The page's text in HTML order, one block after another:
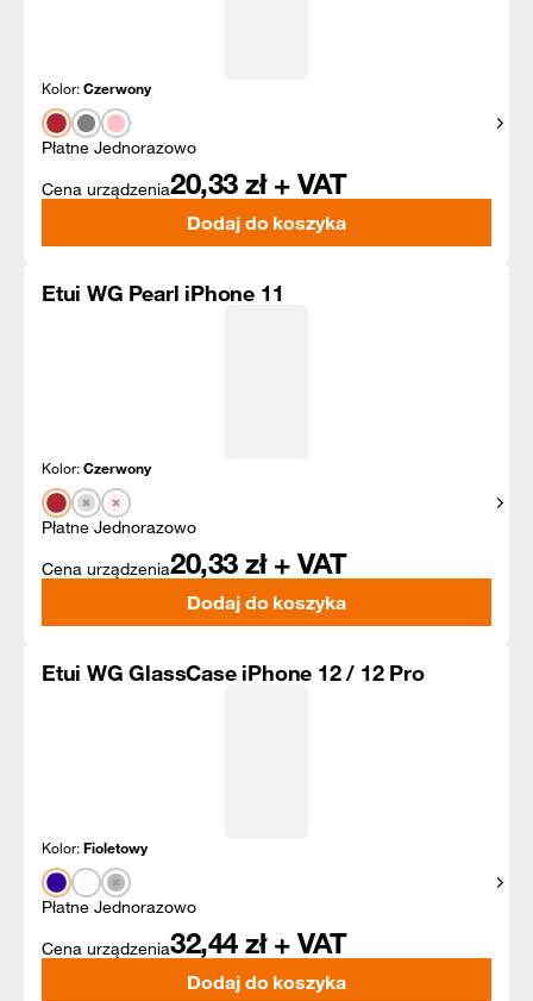
Kolor:Czerwony
Płatne Jednorazowo
Cena urządzenia20,33 zł + VAT
Dodaj do koszyka
Etui WG Pearl iPhone 11
Kolor:Czerwony
Płatne Jednorazowo
Cena urządzenia20,33 zł + VAT
Dodaj do koszyka
Etui WG GlassCase iPhone 12 / 12 Pro
Kolor:Fioletowy
Płatne Jednorazowo
Cena urządzenia32,44 zł + VAT
Dodaj do koszyka